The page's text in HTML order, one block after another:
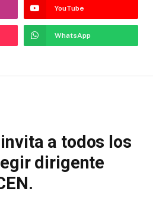
YouTube
WhatsApp
a todos los
dirigente